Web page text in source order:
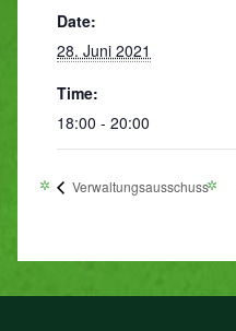
Date:
28. Juni 2021
Time:
18:00 - 20:00
Verwaltungsausschuss